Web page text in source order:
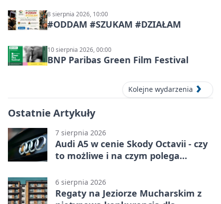
8 sierpnia 2026, 10:00
#ODDAM #SZUKAM #DZIAŁAM
10 sierpnia 2026, 00:00
BNP Paribas Green Film Festival
Kolejne wydarzenia
Ostatnie Artykuły
7 sierpnia 2026
Audi A5 w cenie Skody Octavii - czy
to możliwe i na czym polega
6 sierpnia 2026
Regaty na Jeziorze Mucharskim z